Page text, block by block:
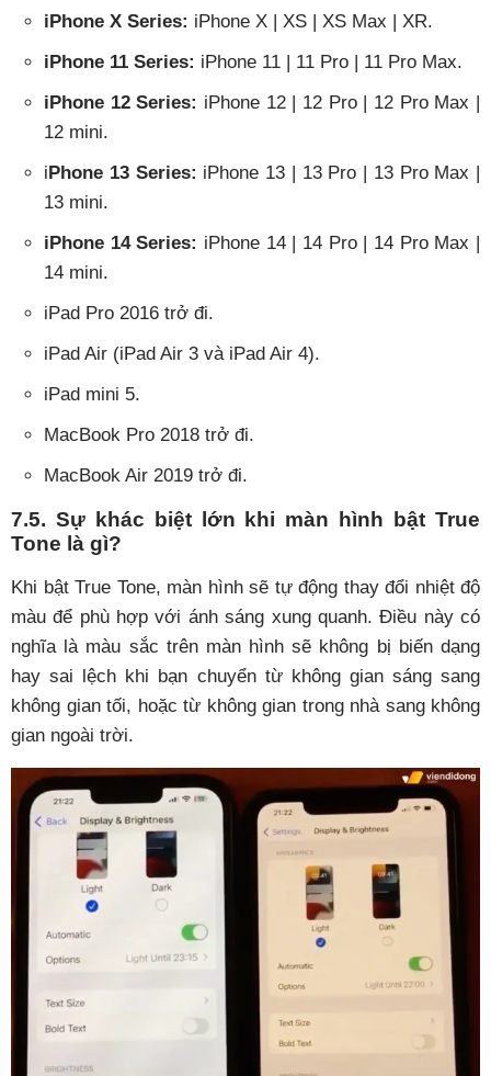
iPhone X Series: iPhone X | XS | XS Max | XR.
iPhone 11 Series: iPhone 11 | 11 Pro | 11 Pro Max.
iPhone 12 Series: iPhone 12 | 12 Pro | 12 Pro Max |
12 mini.
iPhone 13 Series: iPhone 13 | 13 Pro | 13 Pro Max |
13 mini.
iPhone 14 Series: iPhone 14 | 14 Pro | 14 Pro Max |
14 mini.
iPad Pro 2016 trở đi.
iPad Air (iPad Air 3 và iPad Air 4).
iPad mini 5.
MacBook Pro 2018 trở đi.
MacBook Air 2019 trở đi.
7.5. Sự khác biệt lớn khi màn hình bật True
Tone là gì?
Khi bật True Tone, màn hình sẽ tự động thay đổi nhiệt độ
màu để phù hợp với ánh sáng xung quanh. Điều này có
nghĩa là màu sắc trên màn hình sẽ không bị biến dạng
hay sai lệch khi bạn chuyển từ không gian sáng sang
không gian tối, hoặc từ không gian trong nhà sang không
gian ngoài trời.